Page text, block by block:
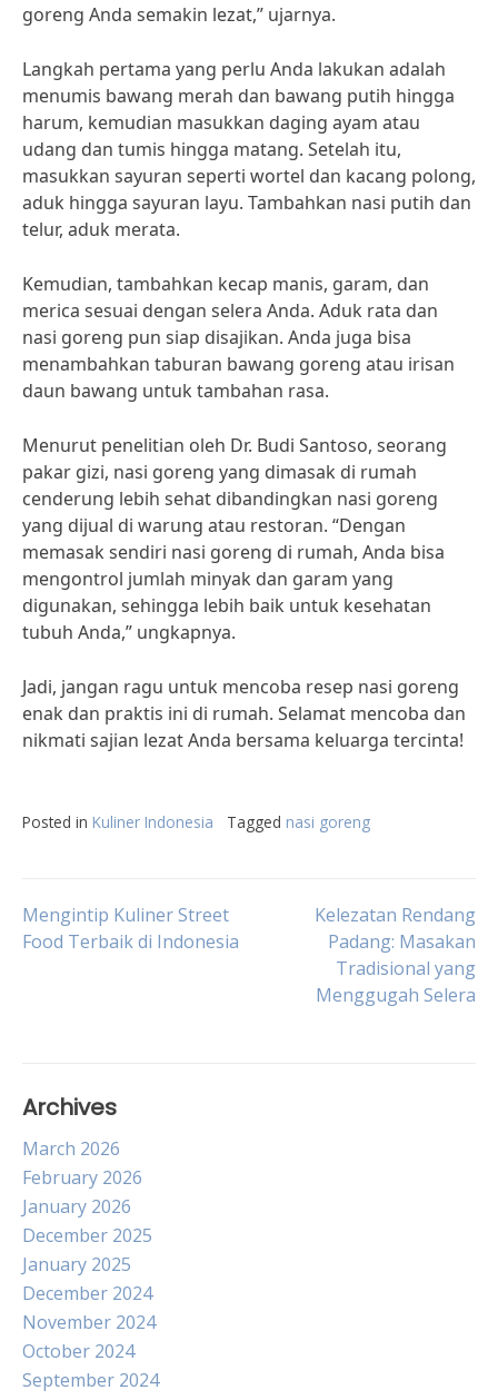
goreng Anda semakin lezat,” ujarnya.
Langkah pertama yang perlu Anda lakukan adalah
menumis bawang merah dan bawang putih hingga
harum, kemudian masukkan daging ayam atau
udang dan tumis hingga matang. Setelah itu,
masukkan sayuran seperti wortel dan kacang polong,
aduk hingga sayuran layu. Tambahkan nasi putih dan
telur, aduk merata.
Kemudian, tambahkan kecap manis, garam, dan
merica sesuai dengan selera Anda. Aduk rata dan
nasi goreng pun siap disajikan. Anda juga bisa
menambahkan taburan bawang goreng atau irisan
daun bawang untuk tambahan rasa.
Menurut penelitian oleh Dr. Budi Santoso, seorang
pakar gizi, nasi goreng yang dimasak di rumah
cenderung lebih sehat dibandingkan nasi goreng
yang dijual di warung atau restoran. “Dengan
memasak sendiri nasi goreng di rumah, Anda bisa
mengontrol jumlah minyak dan garam yang
digunakan, sehingga lebih baik untuk kesehatan
tubuh Anda,” ungkapnya.
Jadi, jangan ragu untuk mencoba resep nasi goreng
enak dan praktis ini di rumah. Selamat mencoba dan
nikmati sajian lezat Anda bersama keluarga tercinta!
Posted in Kuliner Indonesia Tagged nasi goreng
Post
Mengintip Kuliner Street
Food Terbaik di Indonesia
Kelezatan Rendang
Padang: Masakan
Tradisional yang
Menggugah Selera
Archives
March 2026
February 2026
January 2026
December 2025
January 2025
December 2024
November 2024
October 2024
September 2024